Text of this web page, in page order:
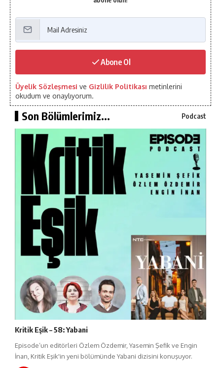
Abone Ol
Üyelik Sözleşmesi ve Gizlilik Politikası metinlerini
okudum ve onaylıyorum.
Son Bölümlerimiz... Podcast
Kritik Eşik – 58: Yabani
Episode’un editörleri Özlem Özdemir, Yasemin Şefik ve Engin
İnan, Kritik Eşik'in yeni bölümünde Yabani dizisini konuşuyor.